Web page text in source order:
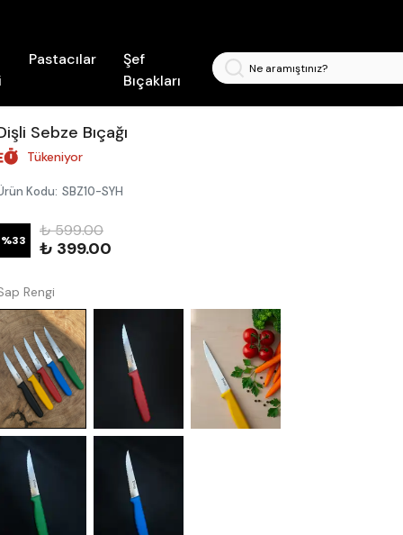
Pastacılar
Şef
Bıçakları
Sebze Bıçağı
Tükeniyor
Kodu: SBZ10-SYH
%33
₺ 599.00
₺ 399.00
Rengi